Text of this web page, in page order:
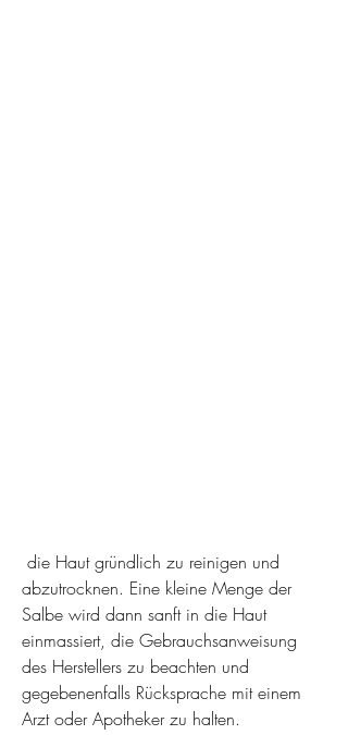
abzutrocknen. Eine kleine Menge der
Salbe wird dann sanft in die Haut
einmassiert, die Gebrauchsanweisung
des Herstellers zu beachten und
gegebenenfalls Rücksprache mit einem
Arzt oder Apotheker zu halten.